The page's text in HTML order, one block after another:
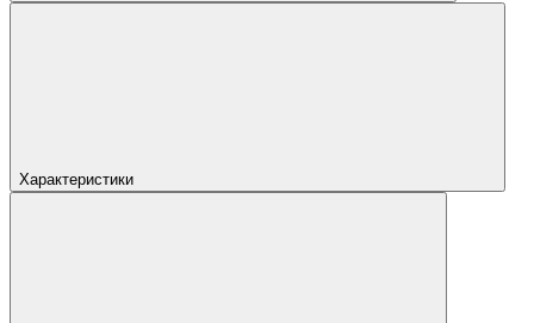
Характеристики